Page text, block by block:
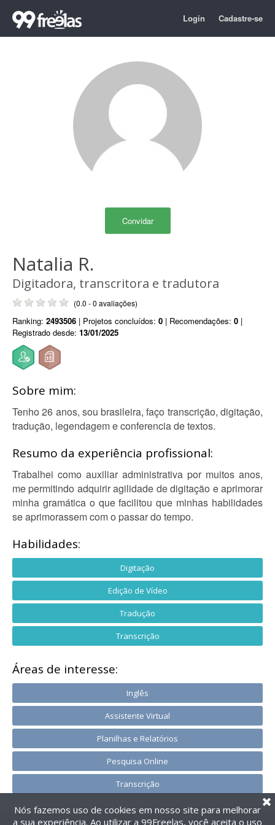
Login Cadastre-se
Convidar
Natalia R.
Digitadora, transcritora e tradutora
(0.0 - 0 avaliações)
Ranking: 2493506 | Projetos concluídos: 0 | Recomendações: 0 |
Registrado desde: 13/01/2025
Sobre mim:
Tenho 26 anos, sou brasileira, faço transcrição, digitação,
tradução, legendagem e conferencia de textos.
Resumo da experiência profissional:
Trabalhei como auxiliar administrativa por muitos anos,
me permitindo adquirir agilidade de digitação e aprimorar
minha gramática o que facilitou que minhas habilidades
se aprimorassem com o passar do tempo.
Habilidades:
Digitação
Edição de Vídeo
Tradução
Transcrição
Áreas de interesse:
Inglês
Assistente Virtual
Planilhas e Relatórios
Pesquisa Online
Transcrição
Nós fazemos uso de cookies em nosso site para melhorar
a sua experiência. Ao utilizar a 99Freelas, você aceita o uso